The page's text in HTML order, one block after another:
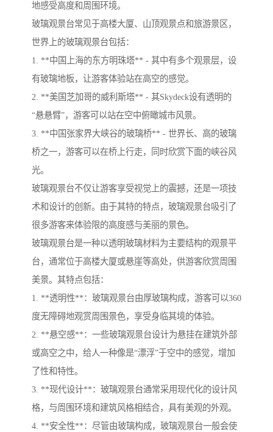
地感受高度和周围环境。
玻璃观景台常见于高楼大厦、山顶观景点和旅游景区，
世界上的玻璃观景台包括：
1. **中国上海的东方明珠塔** - 其中有多个观景层，设
有玻璃地板，让游客体验站在高空的感觉。
2. **美国芝加哥的威利斯塔** - 其Skydeck设有透明的
“悬悬臂”，游客可以站在空中俯瞰城市风景。
3. **中国张家界大峡谷的玻璃桥** - 世界长、高的玻璃
桥之一，游客可以在桥上行走，同时欣赏下面的峡谷风
光。
玻璃观景台不仅让游客享受视觉上的震撼，还是一项技
术和设计的创新。由于其特的特点，玻璃观景台吸引了
很多游客来体验限的高度感与美丽的景色。
玻璃观景台是一种以透明玻璃材料为主要结构的观景平
台，通常位于高楼大厦或悬崖等高处，供游客欣赏周围
美景。其特点包括：
1. **透明性**：玻璃观景台由厚玻璃构成，游客可以360
度无障碍地观赏周围景色，享受身临其境的体验。
2. **悬空感**：一些玻璃观景台设计为悬挂在建筑外部
或高空之中，给人一种像是“漂浮”于空中的感觉，增加
了性和特性。
3. **现代设计**：玻璃观景台通常采用现代化的设计风
格，与周围环境和建筑风格相结合，具有美观的外观。
4. **安全性**：尽管由玻璃构成，玻璃观景台一般会使